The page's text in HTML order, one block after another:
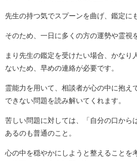
先生の持つ気でスプーンを曲げ、鑑定に
そのため、一日に多くの方の運勢や霊視
まり先生の鑑定を受けたい場合、かなり
ないため、早めの連絡が必要です。
霊能力を用いて、相談者が心の中に抱え
できない問題を読み解いてくれます。
苦しい問題に対しては、「自分の口から
あるのも普通のこと。
心の中を穏やかにしようと整えることを